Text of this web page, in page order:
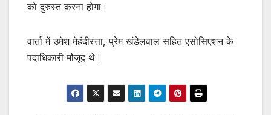
को दुरुस्त करना होगा।
वार्ता में उमेश मेहंदीरत्ता, प्रेम खंडेलवाल सहित एसोसिएशन के
पदाधिकारी मौजूद थे।